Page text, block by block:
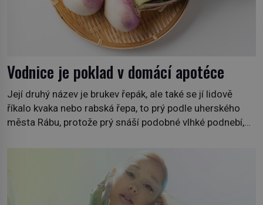
Vodnice je poklad v domácí apotéce
Její druhý název je brukev řepák, ale také se jí lidově
říkalo kvaka nebo rabská řepa, to prý podle uherského
města Rábu, protože prý snáší podobné vlhké podnebí,
někdy i v obchodech. Její bulvy jsou bílé, nahoře někdy